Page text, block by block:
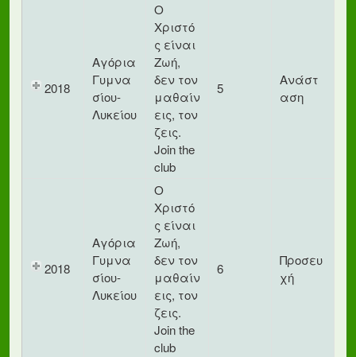
2018
Αγόρια
Γυμνα
σίου-
Λυκείου
Ο
Χριστό
ς είναι
Ζωή,
δεν τον
μαθαίν
εις, τον
ζεις.
Join the
club
5
Ανάστ
αση
2018
Αγόρια
Γυμνα
σίου-
Λυκείου
Ο
Χριστό
ς είναι
Ζωή,
δεν τον
μαθαίν
εις, τον
ζεις.
Join the
club
6
Προσευ
χή